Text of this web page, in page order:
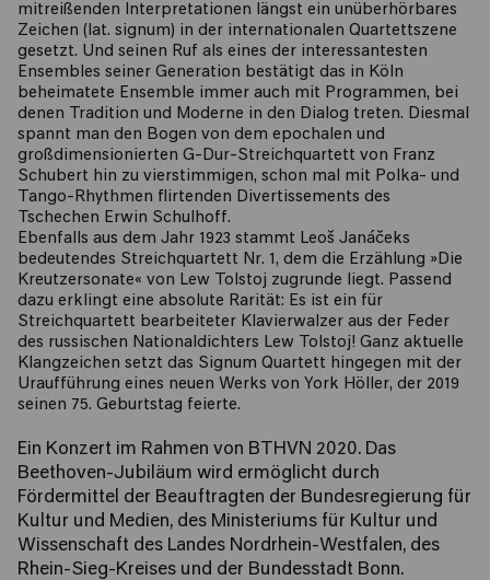
mitreißenden Interpretationen längst ein unüberhörbares
Zeichen (lat. signum) in der internationalen Quartettszene
gesetzt. Und seinen Ruf als eines der interessantesten
Ensembles seiner Generation bestätigt das in Köln
beheimatete Ensemble immer auch mit Programmen, bei
denen Tradition und Moderne in den Dialog treten. Diesmal
spannt man den Bogen von dem epochalen und
großdimensionierten G-Dur-Streichquartett von Franz
Schubert hin zu vierstimmigen, schon mal mit Polka- und
Tango-Rhythmen flirtenden Divertissements des
Tschechen Erwin Schulhoff.
Ebenfalls aus dem Jahr 1923 stammt Leoš Janáčeks
bedeutendes Streichquartett Nr. 1, dem die Erzählung »Die
Kreutzersonate« von Lew Tolstoj zugrunde liegt. Passend
dazu erklingt eine absolute Rarität: Es ist ein für
Streichquartett bearbeiteter Klavierwalzer aus der Feder
des russischen Nationaldichters Lew Tolstoj! Ganz aktuelle
Klangzeichen setzt das Signum Quartett hingegen mit der
Uraufführung eines neuen Werks von York Höller, der 2019
seinen 75. Geburtstag feierte.
Ein Konzert im Rahmen von BTHVN 2020. Das
Beethoven-Jubiläum wird ermöglicht durch
Fördermittel der Beauftragten der Bundesregierung für
Kultur und Medien, des Ministeriums für Kultur und
Wissenschaft des Landes Nordrhein-Westfalen, des
Rhein-Sieg-Kreises und der Bundesstadt Bonn.